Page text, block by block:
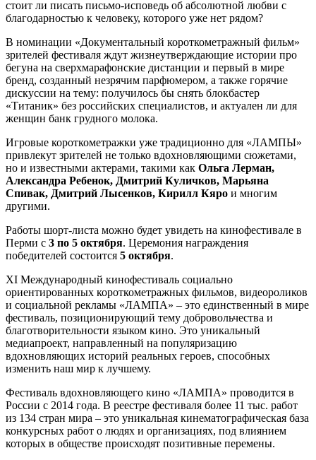
стоит ли писать письмо-исповедь об абсолютной любви с
благодарностью к человеку, которого уже нет рядом?
В номинации «Документальный короткометражный фильм»
зрителей фестиваля ждут жизнеутверждающие истории про
бегуна на сверхмарафонские дистанции и первый в мире
бренд, созданный незрячим парфюмером, а также горячие
дискуссии на тему: получилось бы снять блокбастер
«Титаник» без российских специалистов, и актуален ли для
женщин банк грудного молока.
Игровые короткометражки уже традиционно для «ЛАМПЫ»
привлекут зрителей не только вдохновляющими сюжетами,
но и известными актерами, такими как Ольга Лерман,
Александра Ребенок, Дмитрий Куличков, Марьяна
Спивак, Дмитрий Лысенков, Кирилл Кяро и многим
другими.
Работы шорт-листа можно будет увидеть на кинофестивале в
Перми c 3 по 5 октября. Церемония награждения
победителей состоится 5 октября.
XI Международный кинофестиваль социально
ориентированных короткометражных фильмов, видеороликов
и социальной рекламы «ЛАМПА» – это единственный в мире
фестиваль, позиционирующий тему добровольчества и
благотворительности языком кино. Это уникальный
медиапроект, направленный на популяризацию
вдохновляющих историй реальных героев, способных
изменить наш мир к лучшему.
Фестиваль вдохновляющего кино «ЛАМПА» проводится в
России с 2014 года. В реестре фестиваля более 11 тыс. работ
из 134 стран мира – это уникальная кинематографическая база
конкурсных работ о людях и организациях, под влиянием
которых в обществе происходят позитивные перемены.